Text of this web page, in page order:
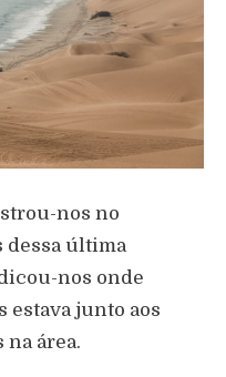
nos no
dessa última
nos onde
estava junto aos
área.